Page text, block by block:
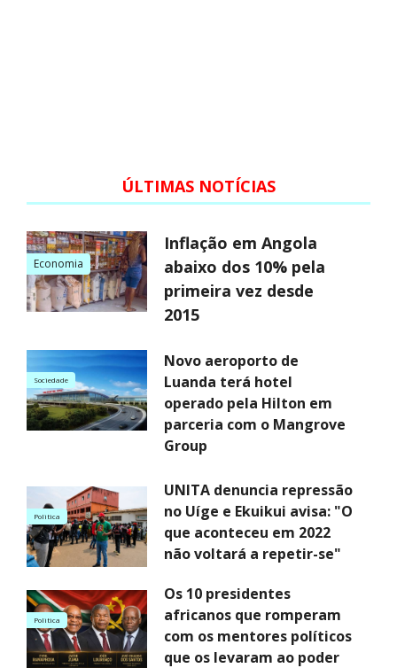
ÚLTIMAS NOTÍCIAS
Economia
Inflação em Angola
abaixo dos 10% pela
primeira vez desde
2015
Sociedade
Novo aeroporto de
Luanda terá hotel
operado pela Hilton em
parceria com o Mangrove
Group
Politica
UNITA denuncia repressão
no Uíge e Ekuikui avisa: "O
que aconteceu em 2022
não voltará a repetir-se"
Politica
Os 10 presidentes
africanos que romperam
com os mentores políticos
que os levaram ao poder